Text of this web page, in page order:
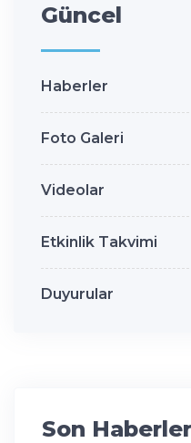
Güncel
Haberler
Foto Galeri
Videolar
Etkinlik Takvimi
Duyurular
Son Haberler